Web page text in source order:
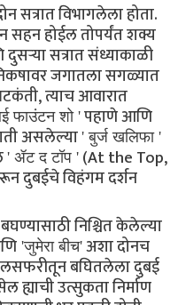
सत्रात विभागलेला होता.
सहन होईल तोपर्यंत शक्य
सत्रात संध्याकाळी
निकषावर जगातला सगळ्यात
त्याच आवारात
फाउंटन शो 'पहाणे आणि
असलेल्या ' बुर्ज खलिफा '
' ॲट द टॉप ' (At the Top,
दुबईचे विहंगम दर्शन
निश्चित केलेल्या
'जुमेरा बीच' अशा दोनच
बघितलेला दुबई
ह्याची उत्सुकता निर्माण